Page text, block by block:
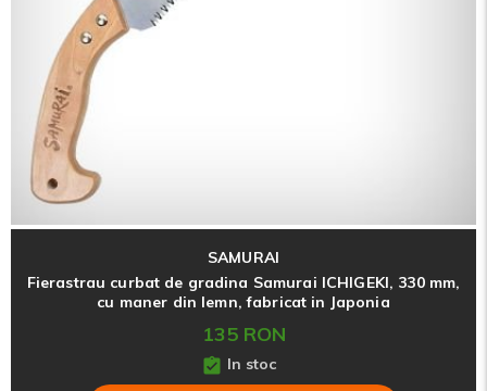
SAMURAI
Fierastrau curbat de gradina Samurai ICHIGEKI, 330 mm,
cu maner din lemn, fabricat in Japonia
135 RON
In stoc